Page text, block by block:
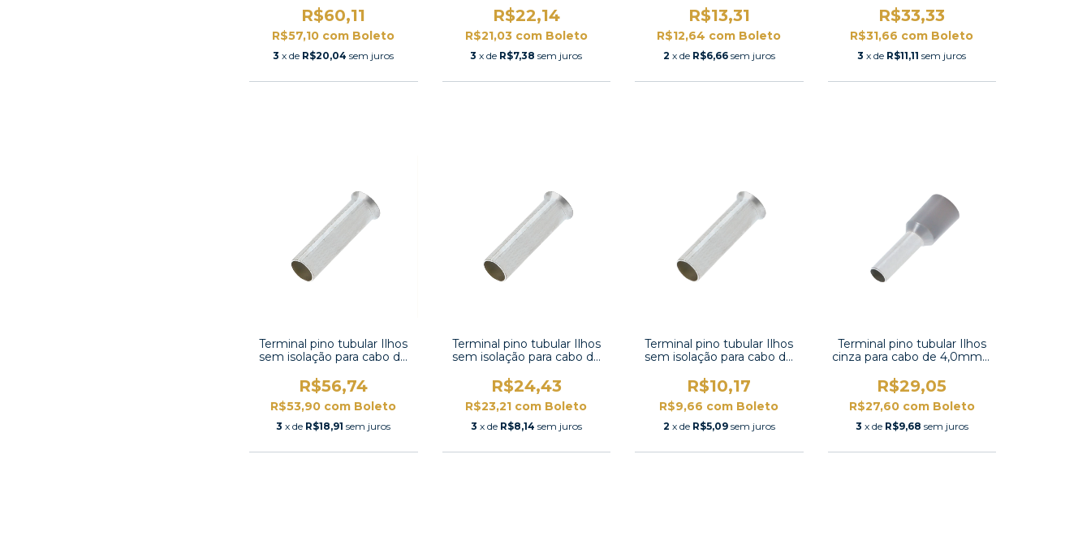
R$60,11
R$57,10 com Boleto
3 x de R$20,04 sem juros
R$22,14
R$21,03 com Boleto
3 x de R$7,38 sem juros
R$13,31
R$12,64 com Boleto
2 x de R$6,66 sem juros
R$33,33
R$31,66 com Boleto
3 x de R$11,11 sem juros
Terminal pino tubular Ilhos
sem isolação para cabo de
R$56,74
R$53,90 com Boleto
3 x de R$18,91 sem juros
Terminal pino tubular Ilhos
sem isolação para cabo de
R$24,43
R$23,21 com Boleto
3 x de R$8,14 sem juros
Terminal pino tubular Ilhos
sem isolação para cabo de
R$10,17
R$9,66 com Boleto
2 x de R$5,09 sem juros
Terminal pino tubular Ilhos
cinza para cabo de 4,0mm²-
R$29,05
R$27,60 com Boleto
3 x de R$9,68 sem juros